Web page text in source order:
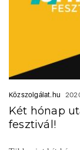
Közszolgálat.hu
Két hónap
fesztivál!